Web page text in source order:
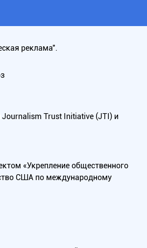
реклама".
Trust Initiative (JTI) и
«Укрепление общественного
США по международному